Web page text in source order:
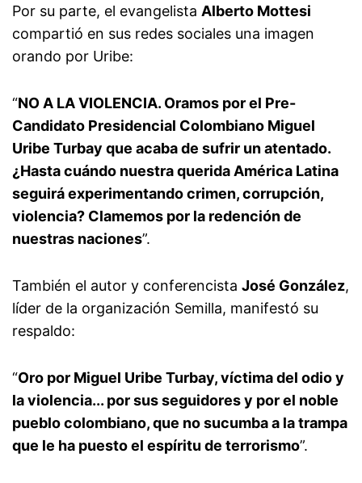
Por su parte, el evangelista Alberto Mottesi
compartió en sus redes sociales una imagen
orando por Uribe:
“NO A LA VIOLENCIA. Oramos por el Pre-
Candidato Presidencial Colombiano Miguel
Uribe Turbay que acaba de sufrir un atentado.
¿Hasta cuándo nuestra querida América Latina
seguirá experimentando crimen, corrupción,
violencia? Clamemos por la redención de
nuestras naciones”.
También el autor y conferencista José González,
líder de la organización Semilla, manifestó su
respaldo:
“Oro por Miguel Uribe Turbay, víctima del odio y
la violencia... por sus seguidores y por el noble
pueblo colombiano, que no sucumba a la trampa
que le ha puesto el espíritu de terrorismo”.